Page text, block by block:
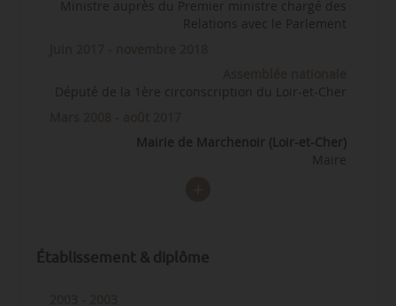
Ministre auprès du Premier ministre chargé des
Relations avec le Parlement
Député de la 1ère circonscription du Loir-et-Cher
Mairie de Marchenoir (Loir-et-Cher)
Maire
Établissement & diplôme